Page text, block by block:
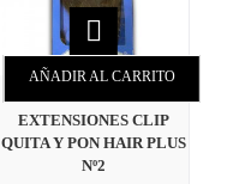

AÑADIR AL CARRITO
EXTENSIONES CLIP
QUITA Y PON HAIR PLUS
Nº2